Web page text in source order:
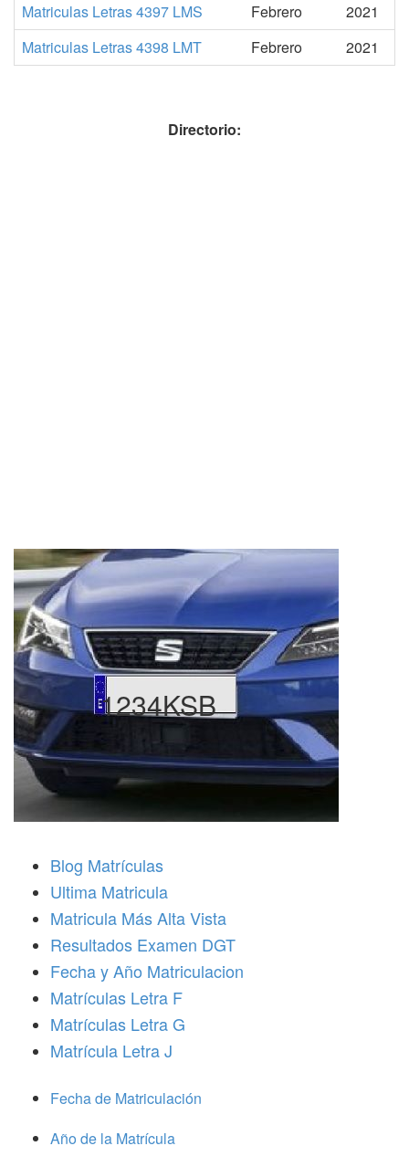
Matriculas Letras 4397 LMS
Febrero
2021
Matriculas Letras 4398 LMT
Febrero 2021
Directorio:
1234KSB
Blog Matrículas
Ultima Matricula
Matricula Más Alta Vista
Resultados Examen DGT
Fecha y Año Matriculacion
Matrículas Letra F
Matrículas Letra G
Matrícula Letra J
Fecha de Matriculación
Año de la Matrícula